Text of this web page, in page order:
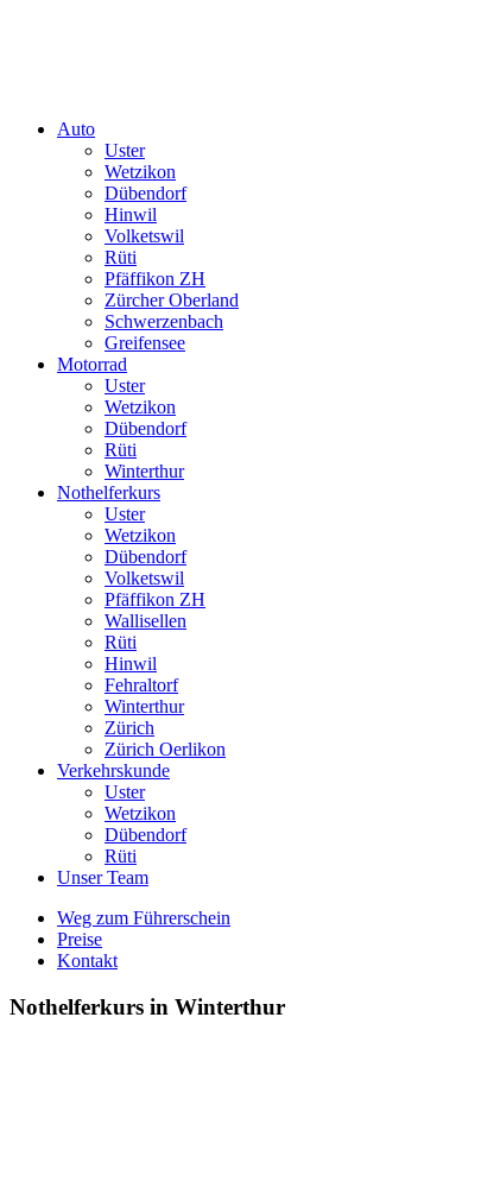
Auto
Uster
Wetzikon
Dübendorf
Hinwil
Volketswil
Rüti
Pfäffikon ZH
Zürcher Oberland
Schwerzenbach
Greifensee
Motorrad
Uster
Wetzikon
Dübendorf
Rüti
Winterthur
Nothelferkurs
Uster
Wetzikon
Dübendorf
Volketswil
Pfäffikon ZH
Wallisellen
Rüti
Hinwil
Fehraltorf
Winterthur
Zürich
Zürich Oerlikon
Verkehrskunde
Uster
Wetzikon
Dübendorf
Rüti
Unser Team
Weg zum Führerschein
Preise
Kontakt
Nothelferkurs in Winterthur